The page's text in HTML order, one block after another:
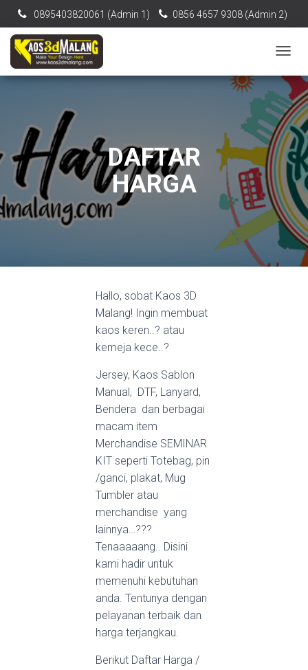
0895403820061‬ (Admin 1) 0856 4657 9308 (Admin 2)
O
G
L
E
N
A
G
A
T
DAFTAR
HARGA
Hallo, sobat Kaos 3D
Malang! Ingin membuat
kaos keren..? atau
kemeja kece..?
Jersey, Kaos Sablon
Manual, DTF, Lanyard,
Bendera dan berbagai
macam item
Merchandise SEMINAR
KIT seperti Totebag, pin
/ganci, plakat, Mug
Tumbler atau
merchandise yang
lainnya…???
Tenaaaaang.. Disini
kami hadir untuk
memenuhi kebutuhan
anda. Tentunya dengan
pelayanan terbaik dan
harga terjangkau.
Berikut Daftar Harga /